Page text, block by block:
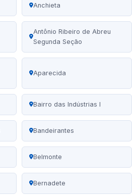
Anchieta
Antônio Ribeiro de Abreu
Segunda Seção
Aparecida
Bairro das Indústrias I
Bandeirantes
Belmonte
Bernadete